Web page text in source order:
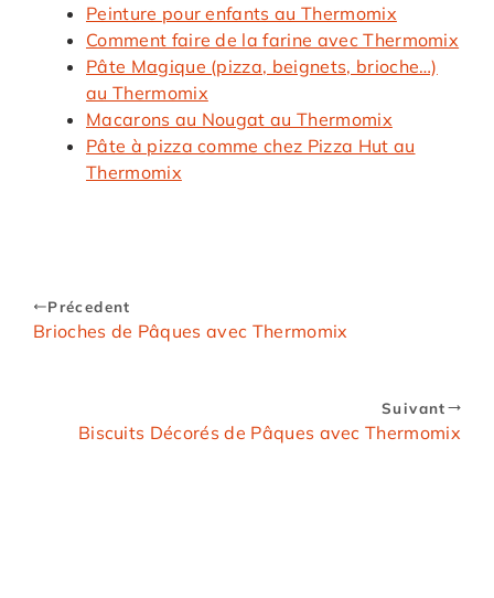
Peinture pour enfants au Thermomix
Comment faire de la farine avec Thermomix
Pâte Magique (pizza, beignets, brioche…)
au Thermomix
Macarons au Nougat au Thermomix
Pâte à pizza comme chez Pizza Hut au
Thermomix
Précedent
Brioches de Pâques avec Thermomix
Suivant
Biscuits Décorés de Pâques avec Thermomix